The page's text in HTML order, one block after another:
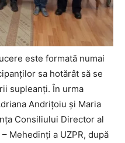
este formată numai
sa hotărât să se
supleanți. În urma
Andrițoiu și Maria
Consiliului Director al
Mehedinți a UZPR, după